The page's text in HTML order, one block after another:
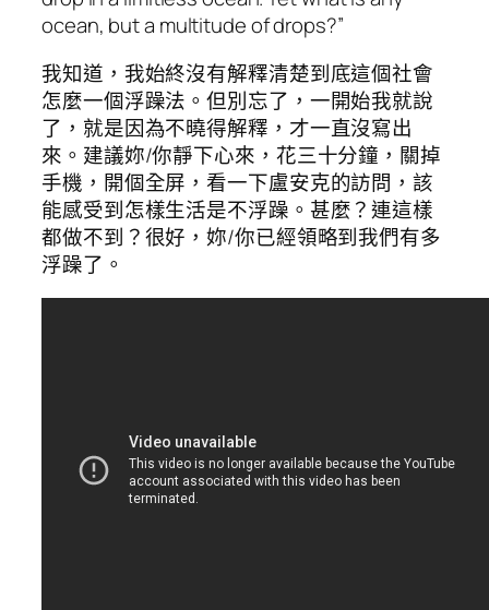
ocean, but a multitude of drops?”
我知道，我始終沒有解釋清楚到底這個社會
怎麼一個浮躁法。但別忘了，一開始我就說
了，就是因為不曉得解釋，才一直沒寫出
來。建議妳/你靜下心來，花三十分鐘，關掉
手機，開個全屏，看一下盧安克的訪問，該
能感受到怎樣生活是不浮躁。甚麼？連這樣
都做不到？很好，妳/你已經領略到我們有多
浮躁了。